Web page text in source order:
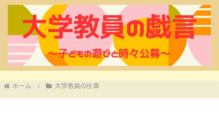
ホーム 大学教員の仕事